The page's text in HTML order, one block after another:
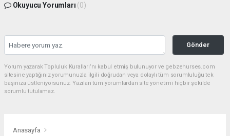
Okuyucu Yorumları (0)
Gönder
Yorum yazarak Topluluk Kuralları’nı kabul etmiş bulunuyor ve gebzehurses.com
sitesine yaptığınız yorumunuzla ilgili doğrudan veya dolaylı tüm sorumluluğu tek
başınıza üstleniyorsunuz. Yazılan tüm yorumlardan site yönetimi hiçbir şekilde
sorumlu tutulamaz.
Anasayfa